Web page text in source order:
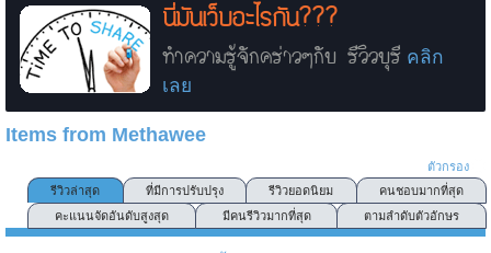
นี่มันเว็บอะไรกัน???
ทำความรู้จักคร่าวๆกับ รีวิวบุรี คลิก
เลย
Items from Methawee
ตัวกรอง
รีวิวล่าสุด
ที่มีการปรับปรุง รีวิวยอดนิยม
คนชอบมากที่สุด
คะแนนจัดอันดับสูงสุด
มีคนรีวิวมากที่สุด ตามลำดับตัวอักษร